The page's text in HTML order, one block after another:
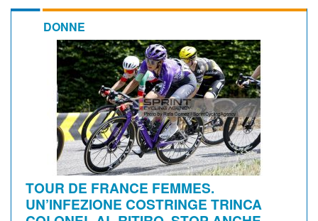
DONNE
TOUR DE FRANCE FEMMES.
UN’INFEZIONE COSTRINGE TRINCA